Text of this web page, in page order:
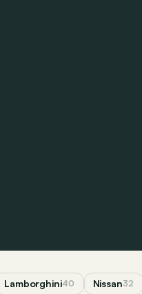
Lamborghini40 Nissan32